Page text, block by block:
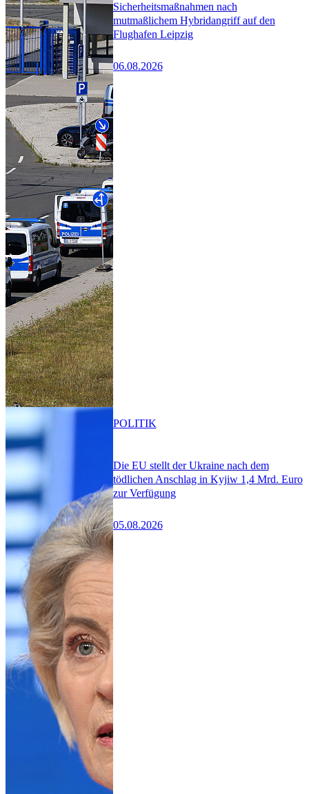
Sicherheitsmaßnahmen nach
mutmaßlichem Hybridangriff auf den
Flughafen Leipzig
06.08.2026
Die EU stellt der Ukraine nach dem
tödlichen Anschlag in Kyjiw 1,4 Mrd. Euro
zur Verfügung
05.08.2026
POLITIK